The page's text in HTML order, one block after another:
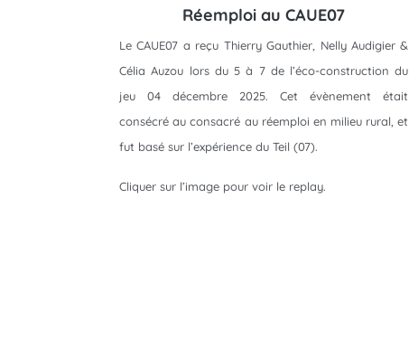
Réemploi au CAUE07
Le CAUE07 a reçu Thierry Gauthier, Nelly Audigier &
Célia Auzou lors du 5 à 7 de l’éco-construction du
jeu 04 décembre 2025. Cet évènement était
consécré au consacré au réemploi en milieu rural, et
fut basé sur l’expérience du Teil (07).
Cliquer sur l’image pour voir le replay.